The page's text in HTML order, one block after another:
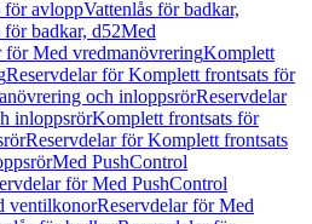
för avloppVattenlås för badkar,
badkar, d52Med
för Med vredmanövreringKomplett
Reservdelar för Komplett frontsats för
och inloppsrörReservdelar
inloppsrörKomplett frontsats för
Reservdelar för Komplett frontsats
Med PushControl
för Med PushControl
ventilkonorReservdelar för Med